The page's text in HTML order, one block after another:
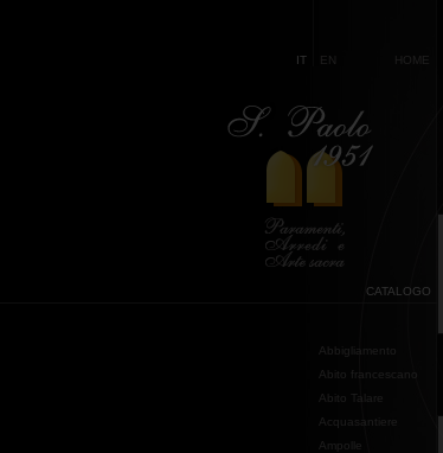
IT EN HOME
CATALOGO
Abbigliamento
Abito francescano
Abito Talare
Acquasantiere
Ampolle